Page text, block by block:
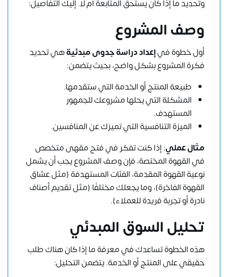
وتحديد ما إذا كان يستحق المتابعة أم لا. إليك التفاصيل:
وصف المشروع
أول خطوة فيإعداد دراسة جدوى مبدئيةهي تحديد
فكرة المشروع بشكل واضح، بحيث يتضمن:
طبيعة المنتج أو الخدمة التي ستقدمها.
المشكلة التي يحلها مشروعك للجمهور
المستهدف.
الميزة التنافسية التي تميزك عن المنافسين.
مثال عملي: إذا كنت تفكر في فتح مقهى متخصص
في القهوة المختصة، فإن وصف المشروع يجب أن يشمل
نوعية القهوة المقدمة، الفئات المستهدفة (مثل عشاق
القهوة الفاخرة)، وما يجعلك مختلفًا (مثل تقديم أصناف
نادرة أو تجربة فريدة للعملاء).
تحليل السوق المبدئي
هذه الخطوة تساعدك في معرفة ما إذا كان هناك طلب
حقيقي على المنتج أو الخدمة. يتضمن التحليل: